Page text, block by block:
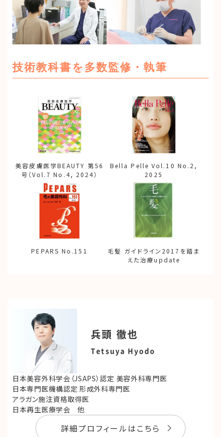
技術教科書を多数監修・執筆
美容皮膚医学BEAUTY 第56
号（Vol.7 No.4, 2024）
Bella Pelle Vol.10 No.2,
2025
PEPARS No.151
毛髪 ガイドライン2017を踏ま
えた治療update
兵頭 徹也
Tetsuya Hyodo
日本美容外科学会（JSAPS）認定 美容外科専門医
日本専門医機構認定 形成外科専門医
アラガン施注資格取得医
日本再生医療学会 他
詳細プロフィールはこちら